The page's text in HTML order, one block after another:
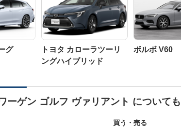
グ
トヨタ カローラツーリ
ングハイブリッド
ボルボ V60
ーゲン ゴルフ ヴァリアント について
買う・売る